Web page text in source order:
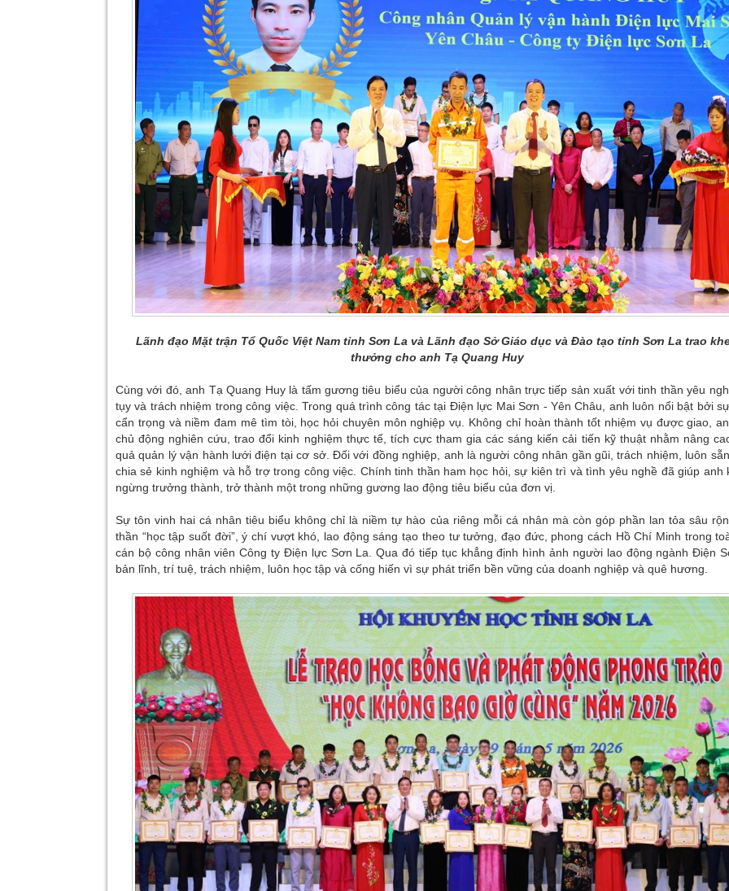
Lãnh đạo Mặt trận Tổ Quốc Việt Nam tỉnh Sơn La và Lãnh đạo Sở Giáo dục và Đào tạo tỉnh Sơn La trao
thưởng cho anh Tạ Quang Huy
Cùng với đó, anh Tạ Quang Huy là tấm gương tiêu biểu của người công nhân trực tiếp sản xuất với tinh thần yêu
tụy và trách nhiệm trong công việc. Trong quá trình công tác tại Điện lực Mai Sơn - Yên Châu, anh luôn nổi bật bởi
cẩn trọng và niềm đam mê tìm tòi, học hỏi chuyên môn nghiệp vụ. Không chỉ hoàn thành tốt nhiệm vụ được giao,
chủ động nghiên cứu, trao đổi kinh nghiệm thực tế, tích cực tham gia các sáng kiến cải tiến kỹ thuật nhằm nâng
quả quản lý vận hành lưới điện tại cơ sở. Đối với đồng nghiệp, anh là người công nhân gần gũi, trách nhiệm, luôn
chia sẻ kinh nghiệm và hỗ trợ trong công việc. Chính tinh thần ham học hỏi, sự kiên trì và tình yêu nghề đã giúp anh
ngừng trưởng thành, trở thành một trong những gương lao động tiêu biểu của đơn vị.
Sự tôn vinh hai cá nhân tiêu biểu không chỉ là niềm tự hào của riêng mỗi cá nhân mà còn góp phần lan tỏa sâu
thần “học tập suốt đời”, ý chí vượt khó, lao động sáng tạo theo tư tưởng, đạo đức, phong cách Hồ Chí Minh trong
cán bộ công nhân viên Công ty Điện lực Sơn La. Qua đó tiếp tục khẳng định hình ảnh người lao động ngành Điện
bản lĩnh, trí tuệ, trách nhiệm, luôn học tập và cống hiến vì sự phát triển bền vững của doanh nghiệp và quê hương.